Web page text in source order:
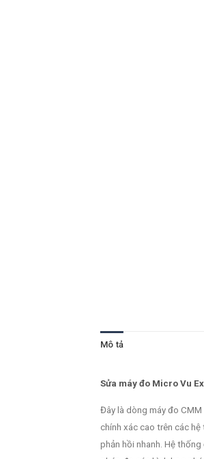
Mô tả
Sửa máy đo Micro Vu
Đây là dòng máy đo
chính xác cao trên các
phản hồi nhanh. Hệ